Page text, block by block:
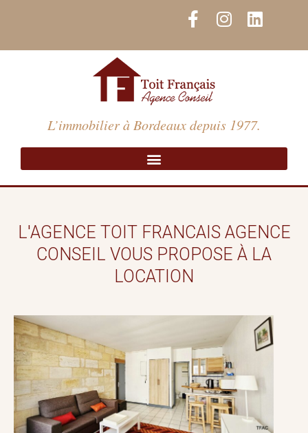
F
a
c
b
o
o
k
-
f
I
n
s
a
m
L
i
n
i
n
L’immobilier à Bordeaux depuis 1977.
L'AGENCE TOIT FRANCAIS AGENCE
CONSEIL VOUS PROPOSE À LA
LOCATION